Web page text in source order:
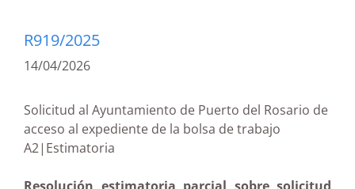
R919/2025
14/04/2026
Solicitud al Ayuntamiento de Puerto del Rosario de
acceso al expediente de la bolsa de trabajo
A2|Estimatoria